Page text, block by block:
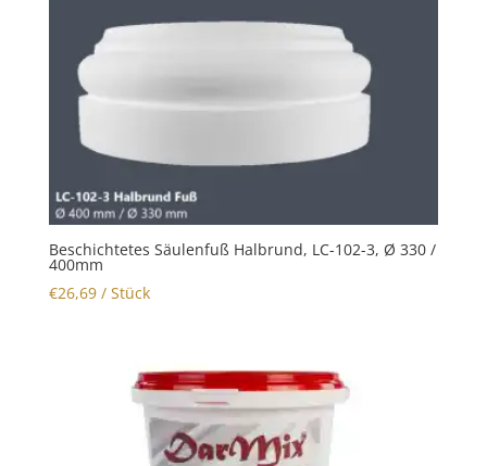
Beschichtetes Säulenfuß Halbrund, LC-102-3, Ø 330 /
400mm
€26,69/ Stück